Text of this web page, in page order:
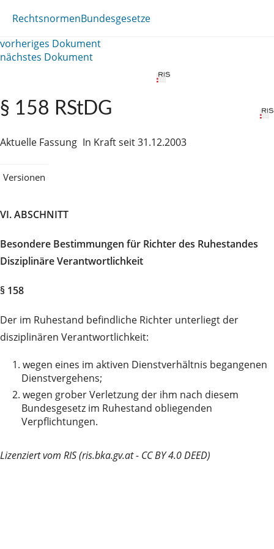
RechtsnormenBundesgesetze
vorheriges Dokument
nächstes Dokument
§ 158 RStDG
Aktuelle Fassung In Kraft seit 31.12.2003
Versionen
VI. ABSCHNITT
Besondere Bestimmungen für Richter des Ruhestandes
Disziplinäre Verantwortlichkeit
§ 158
Der im Ruhestand befindliche Richter unterliegt der
disziplinären Verantwortlichkeit:
1. wegen eines im aktiven Dienstverhältnis begangenen
Dienstvergehens;
2. wegen grober Verletzung der ihm nach diesem
Bundesgesetz im Ruhestand obliegenden
Verpflichtungen.
Lizenziert vom RIS (ris.bka.gv.at - CC BY 4.0 DEED)